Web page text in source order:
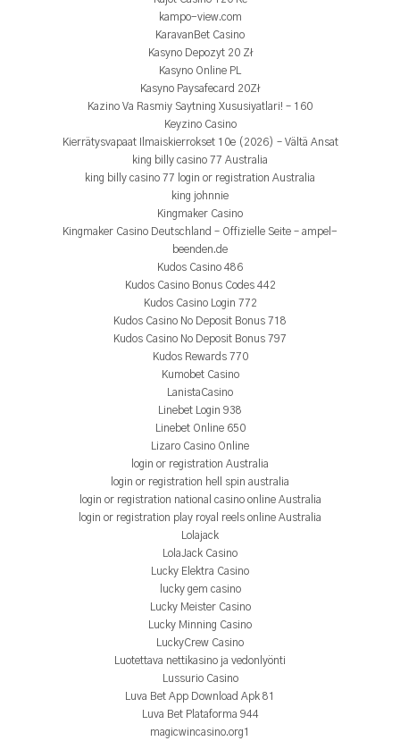
kampo-view.com
KaravanBet Casino
Kasyno Depozyt 20 Zł
Kasyno Online PL
Kasyno Paysafecard 20Zł
Kazino Va Rasmiy Saytning Xususiyatlari! – 160
Keyzino Casino
Kierrätysvapaat Ilmaiskierrokset 10e (2026) – Vältä Ansat
king billy casino 77 Australia
king billy casino 77 login or registration Australia
king johnnie
Kingmaker Casino
Kingmaker Casino Deutschland – Offizielle Seite – ampel-
beenden.de
Kudos Casino 486
Kudos Casino Bonus Codes 442
Kudos Casino Login 772
Kudos Casino No Deposit Bonus 718
Kudos Casino No Deposit Bonus 797
Kudos Rewards 770
Kumobet Casino
LanistaCasino
Linebet Login 938
Linebet Online 650
Lizaro Casino Online
login or registration Australia
login or registration hell spin australia
login or registration national casino online Australia
login or registration play royal reels online Australia
Lolajack
LolaJack Casino
Lucky Elektra Casino
lucky gem casino
Lucky Meister Casino
Lucky Minning Casino
LuckyCrew Casino
Luotettava nettikasino ja vedonlyönti
Lussurio Casino
Luva Bet App Download Apk 81
Luva Bet Plataforma 944
magicwincasino.org1